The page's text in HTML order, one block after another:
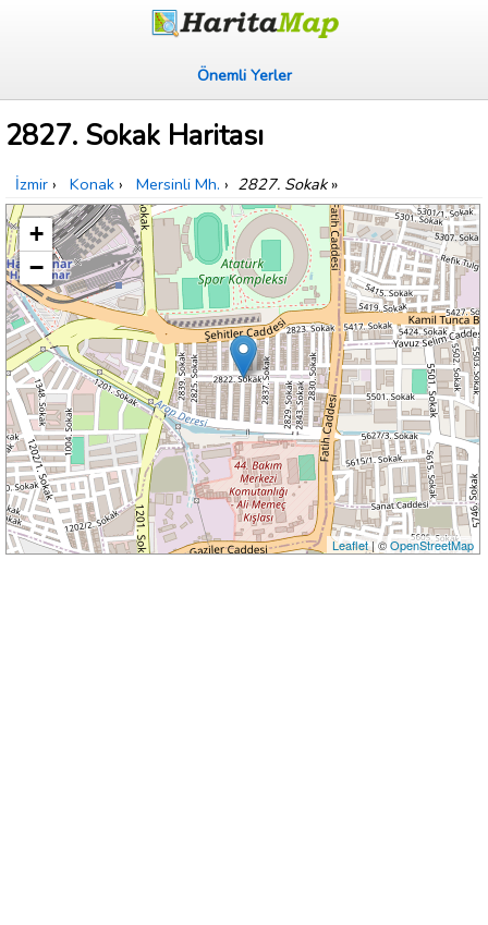
Önemli Yerler
2827. Sokak Haritası
İzmir › Konak › Mersinli Mh. › 2827. Sokak»
+
−
Leaflet| ©OpenStreetMap